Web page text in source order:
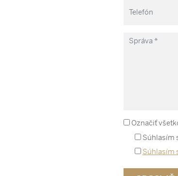
Označiť
Súhlasím
Súhlasím